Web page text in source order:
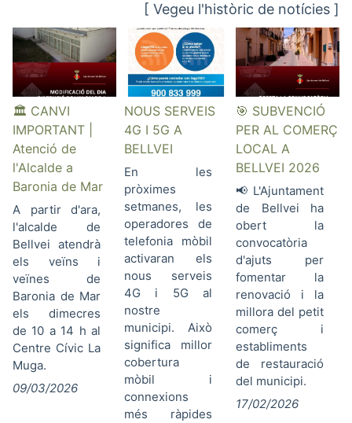
[ Vegeu l'històric de notícies ]
🏛️ CANVI
IMPORTANT |
Atenció de
l'Alcalde a
Baronia de Mar
A partir d'ara,
l'alcalde de
Bellvei atendrà
els veïns i
veïnes de
Baronia de Mar
els dimecres
de 10 a 14 h al
Centre Cívic La
Muga.
09/03/2026
NOUS SERVEIS
4G I 5G A
BELLVEI
En les
pròximes
setmanes, les
operadores de
telefonia mòbil
activaran els
nous serveis
4G i 5G al
nostre
municipi. Això
significa millor
cobertura
mòbil i
connexions
més ràpides
🎯 SUBVENCIÓ
PER AL COMERÇ
LOCAL A
BELLVEI 2026
📢 L'Ajuntament
de Bellvei ha
obert la
convocatòria
d'ajuts per
fomentar la
renovació i la
millora del petit
comerç i
establiments
de restauració
del municipi.
17/02/2026